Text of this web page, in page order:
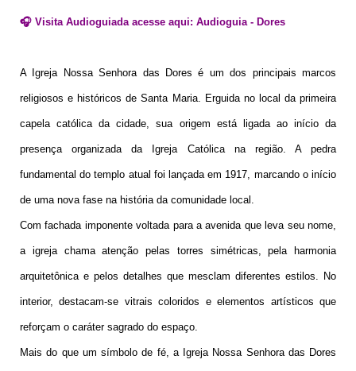
🎧 Visita Audioguiada acesse aqui: Audioguia - Dores
A Igreja Nossa Senhora das Dores é um dos principais marcos
religiosos e históricos de Santa Maria. Erguida no local da primeira
capela católica da cidade, sua origem está ligada ao início da
presença organizada da Igreja Católica na região. A pedra
fundamental do templo atual foi lançada em 1917, marcando o início
de uma nova fase na história da comunidade local.
Com fachada imponente voltada para a avenida que leva seu nome,
a igreja chama atenção pelas torres simétricas, pela harmonia
arquitetônica e pelos detalhes que mesclam diferentes estilos. No
interior, destacam-se vitrais coloridos e elementos artísticos que
reforçam o caráter sagrado do espaço.
Mais do que um símbolo de fé, a Igreja Nossa Senhora das Dores